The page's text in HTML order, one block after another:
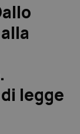
legge